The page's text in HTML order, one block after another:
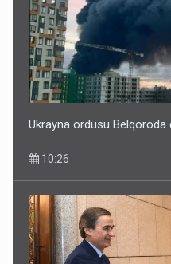
Ukrayna ordusu
10:26